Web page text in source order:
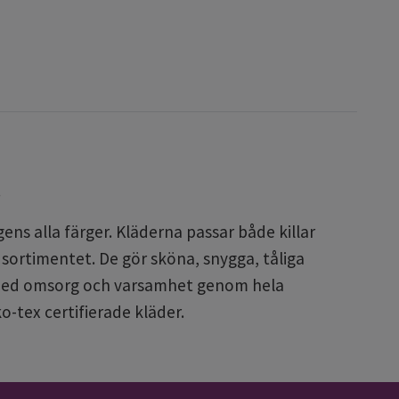
alla färger. Kläderna passar både killar
De gör sköna, snygga, tåliga
omsorg och varsamhet genom hela
tex certifierade kläder.